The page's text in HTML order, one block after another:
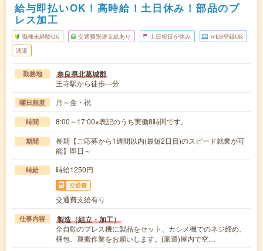
給与即払いOK！高時給！土日休み！部品のプ
レス加工
職種未経験OK 交通費別途支給あり 土日祝日が休み WEB登録OK
派遣
勤務地 奈良県北葛城郡
王寺駅から徒歩---分
曜日頻度 月～金・祝
時間 8:00～17:00※表記のうち実働8時間です。
期間
長期【ご応募から1週間以内(最短2日目)のスピード就業が可
能】即日～
時給 時給1250円
交通費
交通費支給有り
仕事内容 製造（組立・加工）
全自動のプレス機に製品をセット、カシメ機でのネジ締め、
梱包、運搬作業をお願いします。(派遣)屋内で空…